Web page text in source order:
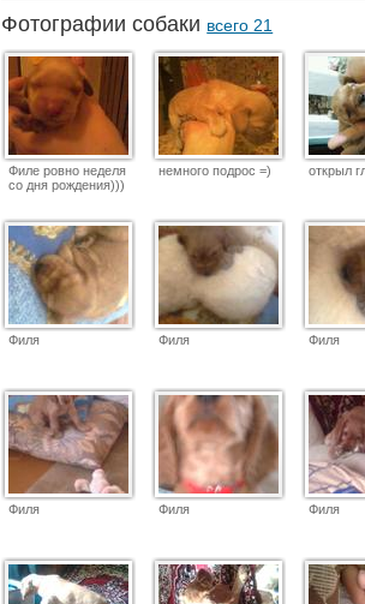
Фотографии собаки всего 21
Филе ровно неделя
со дня рождения)))
немного подрос =) открыл
Филя Филя Филя
Филя Филя Филя